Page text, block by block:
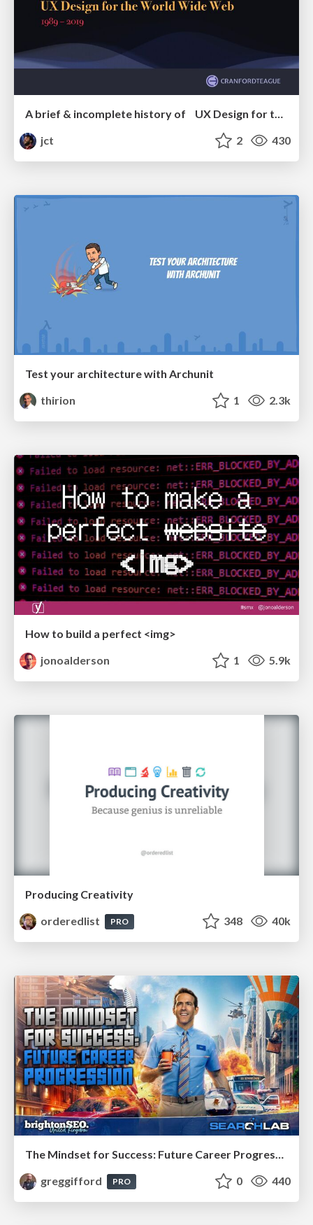
jct
2 430
Test your architecture with Archunit
thirion
1 2.3k
How to build a perfect <img>
jonoalderson
1 5.9k
Producing Creativity
orderedlist
PRO 348 40k
The Mindset for Success: Future Career Progression
greggifford
PRO 0 440